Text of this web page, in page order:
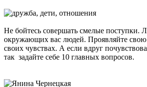
Не бойтесь совершать смелые поступки.
окружающих вас людей. Проявляйте свою
своих чувствах. А если вдруг
так задайте себе 10 главных вопросов.